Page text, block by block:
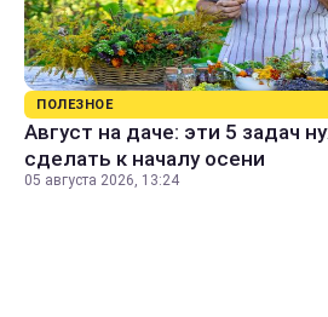
ПОЛЕЗНОЕ
Август на даче: эти 5 задач
сделать к началу осени
05 августа 2026, 13:24